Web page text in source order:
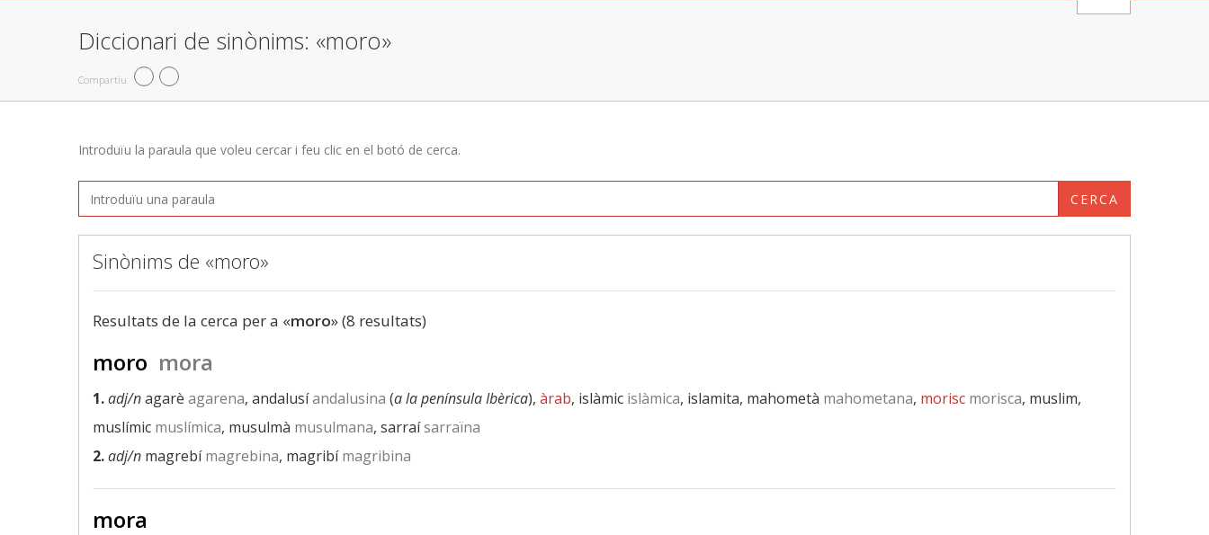
Diccionari de sinònims: «moro»
Compartiu
Introduïu la paraula que voleu cercar i feu clic en el botó de cerca.
CERCA
Sinònims de «moro»
Resultats de la cerca per a «moro» (8 resultats)
moro mora
1.adj/nagarè agarena, andalusíandalusina (a la península Ibèrica), àrab, islàmic islàmica, islamita, mahometà mahometana, morisc morisca, muslim,
muslímic muslímica, musulmà musulmana, sarraísarraïna
2.adj/n magrebímagrebina, magribímagribina
mora